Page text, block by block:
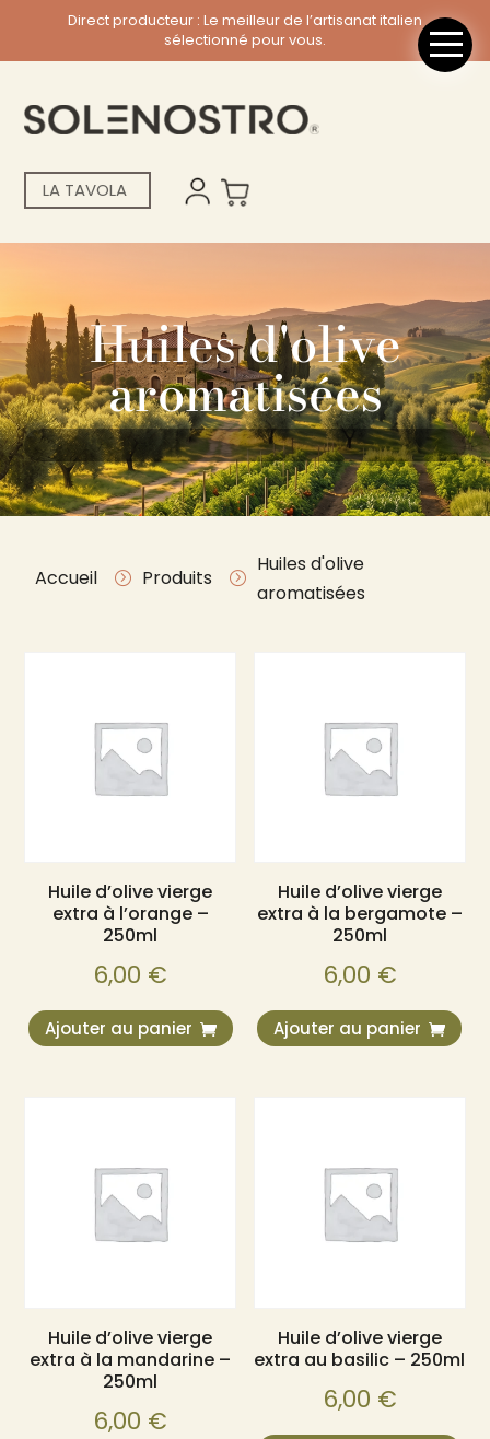
Direct producteur : Le meilleur de l’artisanat italien
sélectionné pour vous.
LA TAVOLA
Huiles d'olive
aromatisées
Accueil = Produits =
Huiles d'olive
aromatisées
Huile d’olive vierge
extra à l’orange –
250ml
6,00 €
Ajouter au panier
Huile d’olive vierge
extra à la bergamote –
250ml
6,00 €
Ajouter au panier
Huile d’olive vierge
extra à la mandarine –
250ml
6,00 €
Huile d’olive vierge
extra au basilic – 250ml
6,00 €